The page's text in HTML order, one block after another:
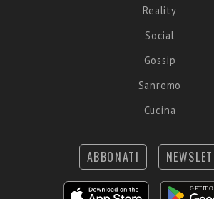
Reality
Social
Gossip
Sanremo
Cucina
ABBONATI